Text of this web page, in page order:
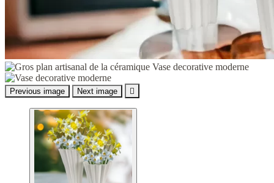
Previous image Next image 